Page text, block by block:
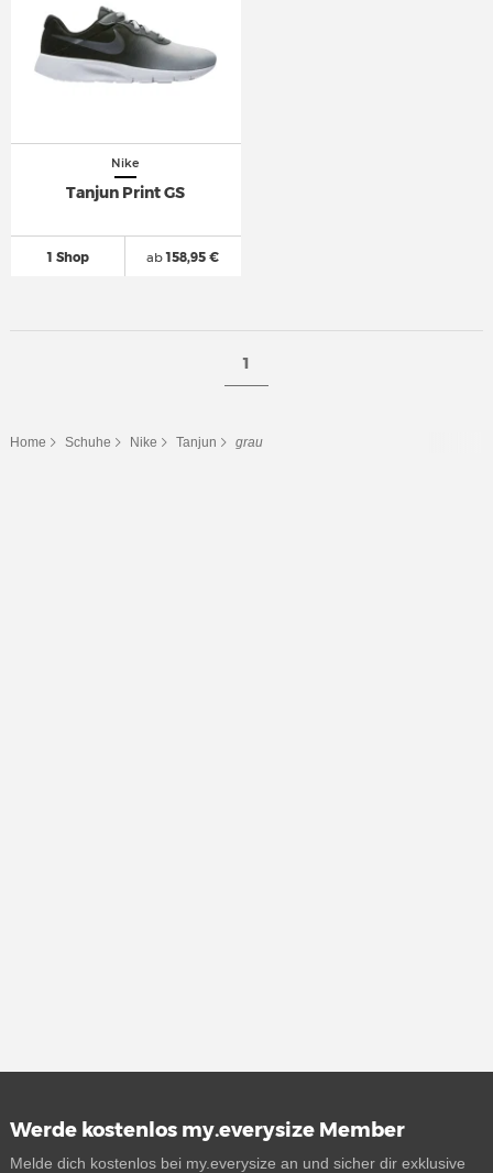
Nike
Tanjun Print GS
1 Shop ab158,95 €
1
Home Schuhe Nike Tanjun grau
Werde kostenlos my.everysize Member
Melde dich kostenlos bei my.everysize an und sicher dir exklusive